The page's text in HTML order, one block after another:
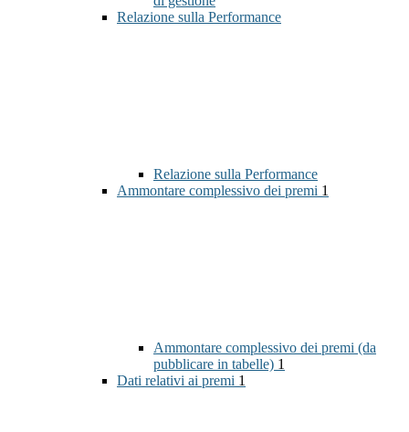
Relazione sulla Performance
Relazione sulla Performance
Ammontare complessivo dei premi 1
Ammontare complessivo dei premi (da
pubblicare in tabelle) 1
Dati relativi ai premi 1